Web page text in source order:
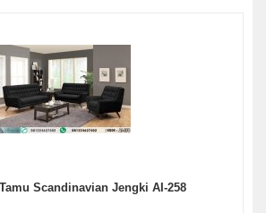
Scandinavian Jengki AI-258